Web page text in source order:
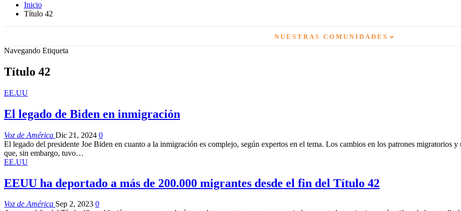
Inicio
Título 42
NUESTRAS COMUNIDADES ⌄
Navegando Etiqueta
Título 42
EE.UU
El legado de Biden en inmigración
Voz de América Dic 21, 2024 0
El legado del presidente Joe Biden en cuanto a la inmigración es complejo, según expertos en el tema. Los cambios en los patrones migratorios
que, sin embargo, tuvo…
EE.UU
EEUU ha deportado a más de 200.000 migrantes desde el fin del Título 42
Voz de América Sep 2, 2023 0